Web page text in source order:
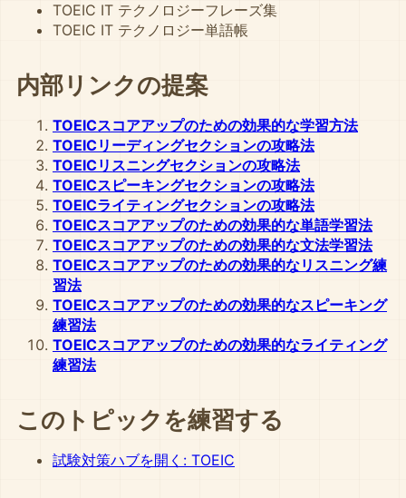
TOEIC IT テクノロジーフレーズ集
TOEIC IT テクノロジー単語帳
内部リンクの提案
TOEICスコアアップのための効果的な学習方法
TOEICリーディングセクションの攻略法
TOEICリスニングセクションの攻略法
TOEICスピーキングセクションの攻略法
TOEICライティングセクションの攻略法
TOEICスコアアップのための効果的な単語学習法
TOEICスコアアップのための効果的な文法学習法
TOEICスコアアップのための効果的なリスニング練
習法
TOEICスコアアップのための効果的なスピーキング
練習法
TOEICスコアアップのための効果的なライティング
練習法
このトピックを練習する
試験対策ハブを開く: TOEIC